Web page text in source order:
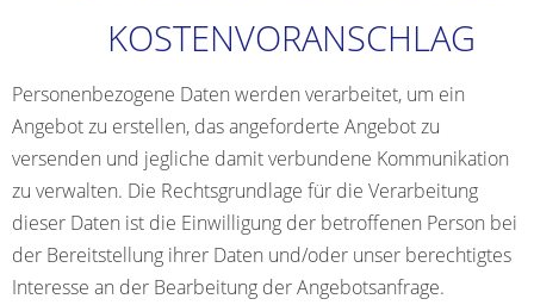
KOSTENVORANSCHLAG
Personenbezogene Daten werden verarbeitet, um ein
Angebot zu erstellen, das angeforderte Angebot zu
versenden und jegliche damit verbundene Kommunikation
zu verwalten. Die Rechtsgrundlage für die Verarbeitung
dieser Daten ist die Einwilligung der betroffenen Person bei
der Bereitstellung ihrer Daten und/oder unser berechtigtes
Interesse an der Bearbeitung der Angebotsanfrage.